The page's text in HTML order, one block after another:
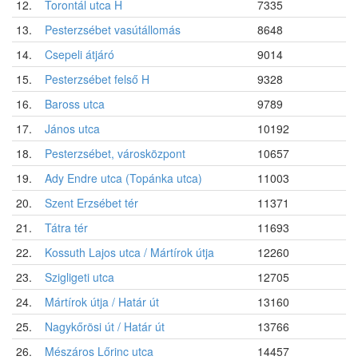
12.
Torontál utca H
7335
13.
Pesterzsébet vasútállomás
8648
14.
Csepeli átjáró
9014
15.
Pesterzsébet felső H
9328
16.
Baross utca
9789
17.
János utca
10192
18.
Pesterzsébet, városközpont
10657
19.
Ady Endre utca (Topánka utca)
11003
20.
Szent Erzsébet tér
11371
21.
Tátra tér
11693
22.
Kossuth Lajos utca / Mártírok útja
12260
23.
Szigligeti utca
12705
24.
Mártírok útja / Határ út
13160
25.
Nagykőrösi út / Határ út
13766
26.
Mészáros Lőrinc utca
14457